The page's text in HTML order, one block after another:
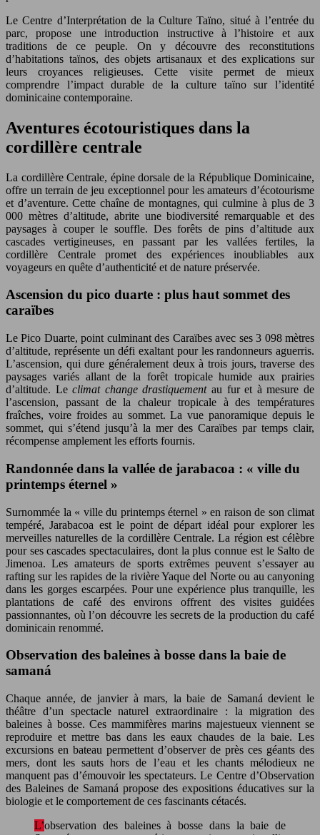
Le Centre d’Interprétation de la Culture Taïno, situé à l’entrée du
parc, propose une introduction instructive à l’histoire et aux
traditions de ce peuple. On y découvre des reconstitutions
d’habitations taïnos, des objets artisanaux et des explications sur
leurs croyances religieuses. Cette visite permet de mieux
comprendre l’impact durable de la culture taïno sur l’identité
dominicaine contemporaine.
Aventures écotouristiques dans la
cordillère centrale
La cordillère Centrale, épine dorsale de la République Dominicaine,
offre un terrain de jeu exceptionnel pour les amateurs d’écotourisme
et d’aventure. Cette chaîne de montagnes, qui culmine à plus de 3
000 mètres d’altitude, abrite une biodiversité remarquable et des
paysages à couper le souffle. Des forêts de pins d’altitude aux
cascades vertigineuses, en passant par les vallées fertiles, la
cordillère Centrale promet des expériences inoubliables aux
voyageurs en quête d’authenticité et de nature préservée.
Ascension du pico duarte : plus haut sommet des
caraïbes
Le Pico Duarte, point culminant des Caraïbes avec ses 3 098 mètres
d’altitude, représente un défi exaltant pour les randonneurs aguerris.
L’ascension, qui dure généralement deux à trois jours, traverse des
paysages variés allant de la forêt tropicale humide aux prairies
d’altitude. Leclimat change drastiquementau fur et à mesure de
l’ascension, passant de la chaleur tropicale à des températures
fraîches, voire froides au sommet. La vue panoramique depuis le
sommet, qui s’étend jusqu’à la mer des Caraïbes par temps clair,
récompense amplement les efforts fournis.
Randonnée dans la vallée de jarabacoa : « ville du
printemps éternel »
Surnommée la « ville du printemps éternel » en raison de son climat
tempéré, Jarabacoa est le point de départ idéal pour explorer les
merveilles naturelles de la cordillère Centrale. La région est célèbre
pour ses cascades spectaculaires, dont la plus connue est le Salto de
Jimenoa. Les amateurs de sports extrêmes peuvent s’essayer au
rafting sur les rapides de la rivière Yaque del Norte ou au canyoning
dans les gorges escarpées. Pour une expérience plus tranquille, les
plantations de café des environs offrent des visites guidées
passionnantes, où l’on découvre les secrets de la production du café
dominicain renommé.
Observation des baleines à bosse dans la baie de
samaná
Chaque année, de janvier à mars, la baie de Samaná devient le
théâtre d’un spectacle naturel extraordinaire : la migration des
baleines à bosse. Ces mammifères marins majestueux viennent se
reproduire et mettre bas dans les eaux chaudes de la baie. Les
excursions en bateau permettent d’observer de près ces géants des
mers, dont les sauts hors de l’eau et les chants mélodieux ne
manquent pas d’émouvoir les spectateurs. Le Centre d’Observation
des Baleines de Samaná propose des expositions éducatives sur la
biologie et le comportement de ces fascinants cétacés.
L’observation des baleines à bosse dans la baie de